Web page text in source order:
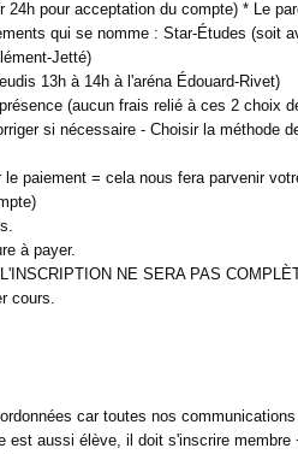
pour acceptation du compte) * Le
qui se nomme : Star-Études (soit
Jetté)
13h à 14h à l'aréna Édouard-Rivet)
(aucun frais relié à ces 2 choix
si nécessaire - Choisir la méthode
paiement = cela nous fera parvenir
à payer.
NE SERA PAS
cours.
car toutes nos
aussi élève, il doit s'inscrire membre